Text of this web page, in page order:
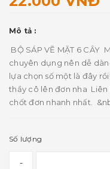
Mô tả :
BỘ SÁP VẼ MẶT 6 CÂY
chuyên dụng nên dễ
lựa chọn số một là đây
thầy cô lên đơn nha Liên
chốt đơn nhanh nhất.
Số lượng
-